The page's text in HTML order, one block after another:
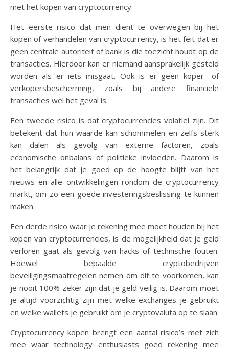
met het kopen van cryptocurrency.
Het eerste risico dat men dient te overwegen bij het
kopen of verhandelen van cryptocurrency, is het feit dat er
geen centrale autoriteit of bank is die toezicht houdt op de
transacties. Hierdoor kan er niemand aansprakelijk gesteld
worden als er iets misgaat. Ook is er geen koper- of
verkopersbescherming, zoals bij andere financiële
transacties wel het geval is.
Een tweede risico is dat cryptocurrencies volatiel zijn. Dit
betekent dat hun waarde kan schommelen en zelfs sterk
kan dalen als gevolg van externe factoren, zoals
economische onbalans of politieke invloeden. Daarom is
het belangrijk dat je goed op de hoogte blijft van het
nieuws en alle ontwikkelingen rondom de cryptocurrency
markt, om zo een goede investeringsbeslissing te kunnen
maken.
Een derde risico waar je rekening mee moet houden bij het
kopen van cryptocurrencies, is de mogelijkheid dat je geld
verloren gaat als gevolg van hacks of technische fouten.
Hoewel bepaalde cryptobedrijven
beveiligingsmaatregelen nemen om dit te voorkomen, kan
je nooit 100% zeker zijn dat je geld veilig is. Daarom moet
je altijd voorzichtig zijn met welke exchanges je gebruikt
en welke wallets je gebruikt om je cryptovaluta op te slaan.
Cryptocurrency kopen brengt een aantal risico’s met zich
mee waar technology enthusiasts goed rekening mee